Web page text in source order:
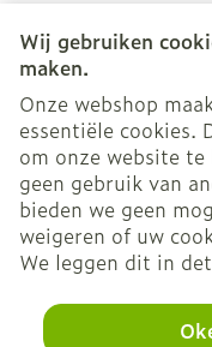
Wij gebruiken
maken.
Onze webshop
essentiële cookies.
om onze website
geen gebruik van
bieden we geen
weigeren of uw
We leggen dit in
Juridische links